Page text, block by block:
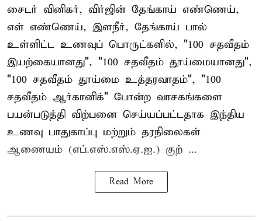
சைடர் வினிகர், விர்ஜின் தேங்காய் எண்ணெய்,
எள் எண்ணெய், இளநீர், தேங்காய் பால்
உள்ளிட்ட உணவுப் பொருட்களில், "100 சதவீதம்
இயற்கையானது", "100 சதவீதம் தூய்மையானது",
"100 சதவீதம் தூய்மை உத்தரவாதம்", "100
சதவீதம் ஆர்கானிக்" போன்ற வாசகங்களை
பயன்படுத்தி விற்பனை செய்யப்பட்டதாக இந்திய
உணவு பாதுகாப்பு மற்றும் தரநிலைகள்
ஆணையம் (எப்.எஸ்.எஸ்.ஏ.ஐ.) குற் ...
Read More